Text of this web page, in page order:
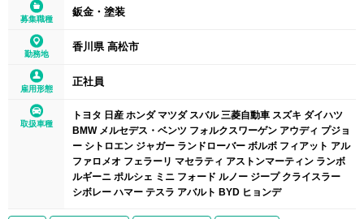
募集職種
鈑金・塗装
勤務地
香川県 高松市
雇用形態
正社員
取扱車種
トヨタ 日産 ホンダ マツダ スバル 三菱自動車 スズキ ダイハツ
BMW メルセデス・ベンツ フォルクスワーゲン アウディ プジョ
ー シトロエン ジャガー ランドローバー ボルボ フィアット アル
ファロメオ フェラーリ マセラティ アストンマーティン ランボ
ルギーニ ポルシェ ミニ フォード ルノー ジープ クライスラー
シボレー ハマー テスラ アバルト BYD ヒョンデ